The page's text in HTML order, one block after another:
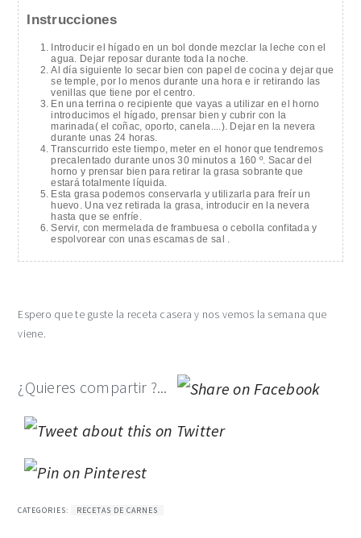
Instrucciones
Introducir el hígado en un bol donde mezclar la leche con el
agua. Dejar reposar durante toda la noche.
Al día siguiente lo secar bien con papel de cocina y dejar que
se temple, por lo menos durante una hora e ir retirando las
venillas que tiene por el centro.
En una terrina o recipiente que vayas a utilizar en el horno
introducimos el hígado, prensar bien y cubrir con la
marinada( el coñac, oporto, canela....). Dejar en la nevera
durante unas 24 horas.
Transcurrido este tiempo, meter en el honor que tendremos
precalentado durante unos 30 minutos a 160 º. Sacar del
horno y prensar bien para retirar la grasa sobrante que
estará totalmente líquida.
Esta grasa podemos conservarla y utilizarla para freír un
huevo. Una vez retirada la grasa, introducir en la nevera
hasta que se enfríe.
Servir, con mermelada de frambuesa o cebolla confitada y
espolvorear con unas escamas de sal .
Espero que te guste la receta casera y nos vemos la semana que
viene.
¿Quieres compartir ?...
CATEGORIES: RECETAS DE CARNES